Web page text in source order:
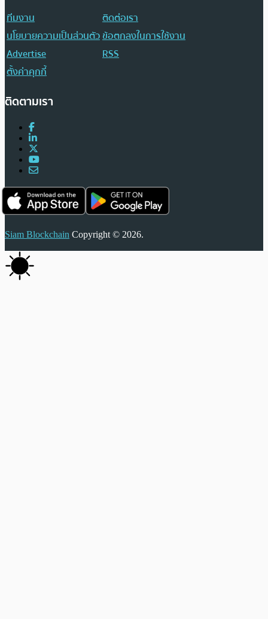
ทีมงาน
ติดต่อเรา
นโยบายความเป็นส่วนตัวข้อตกลงในการใช้งาน
Advertise
RSS
ตั้งค่าคุกกี้
ติดตามเรา
Siam Blockchain Copyright © 2026.